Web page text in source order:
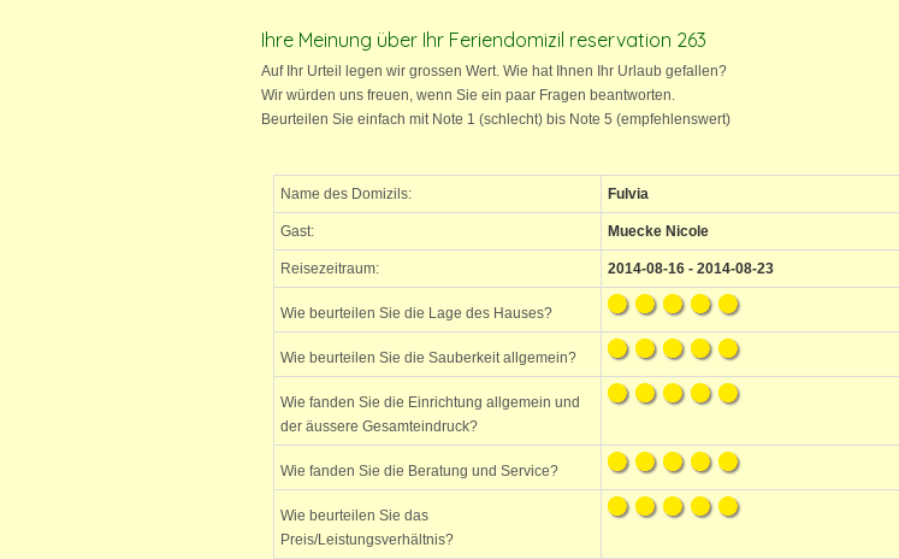
Ihre Meinung über Ihr Feriendomizil reservation 263
Auf Ihr Urteil legen wir grossen Wert. Wie hat Ihnen Ihr Urlaub gefallen?
Wir würden uns freuen, wenn Sie ein paar Fragen beantworten.
Beurteilen Sie einfach mit Note 1 (schlecht) bis Note 5 (empfehlenswert)
Name des Domizils: Fulvia
Gast: Muecke Nicole
Reisezeitraum: 2014-08-16 - 2014-08-23
Wie beurteilen Sie die Lage des Hauses?
Wie beurteilen Sie die Sauberkeit allgemein?
Wie fanden Sie die Einrichtung allgemein und
der äussere Gesamteindruck?
Wie fanden Sie die Beratung und Service?
Wie beurteilen Sie das
Preis/Leistungsverhältnis?